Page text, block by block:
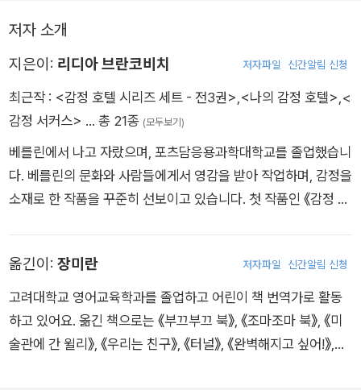
스스로를 사랑할 수 있는 것은 물론이고 타인의 감정도 포용할 수
떻게 대하는지 친절하게 알려주니까요. 언제나 감정 호텔의 문을
활짝 열어 두세요. 낯설고 불편한 감정이 허락 없이 들어와 방 하
나를 차지해 버려도 있는 그대로 받아들여 주세요. 그러다 보면
어느새 내 마음은 더 단단해져 있을 테니까요. 이 따스한 그림책
을 펼치는 순간, 어떤 감정 손님이 어린이를 찾아갈까요? 두근두
근, 기대됩니다!
터 지르거나 꾹꾹 눌러 참는 대신 건강하게 표현할 줄 알지요.
감정을 건강하게 표현하려면 어떻게 해야 할까요? 우선 내가 느
이 머무는 곳》에는 감정이 머무르는 호텔이 등장합니다. 슬픔, 분
노, 평화, 사랑… 다양한 이름을 지닌 감정들이 호텔을 찾는 손님
이지요. 감정 호텔에서 이런 다양한 감정들을 만나고 내가 언제
그런 감정을 느끼는지 생각해 보세요. 내가 느끼는 감정의 정체를
아는 것, 그것이 바로 감정 조절의 시작이랍니다. 내 감정을 잘 이
저자 소개
지은이: 리디아 브란코비치 저자파일 신간알림 신청
최근작 : <감정 호텔 시리즈 세트 - 전3권> <나의 감정 호텔> <
감정 서커스> … 총 21종 (모두보기)
베를린에서 나고 자랐으며, 포츠담응용과학대학교를 졸업했습니
다. 베를린의 문화와 사람들에게서 영감을 받아 작업하며, 감정을
소재로 한 작품을 꾸준히 선보이고 있습니다. 첫 작품인 《감정 호
내 그림자와 마주하는 곳》은 인간의 심리, 특히 잠재의식과 일상
에 드리운 그림자에 관한 이야기입니다. www.lidiabrankovic.c
om
옮긴이: 장미란 저자파일 신간알림 신청
고려대학교 영어교육학과를 졸업하고 어린이 책 번역가로 활동
하고 있어요. 옮긴 책으로는 《부끄부끄 북》, 《조마조마 북》, 《미
술관에 간 윌리》, 《우리는 친구》, 《터널》, 《완벽해지고 싶어!》,